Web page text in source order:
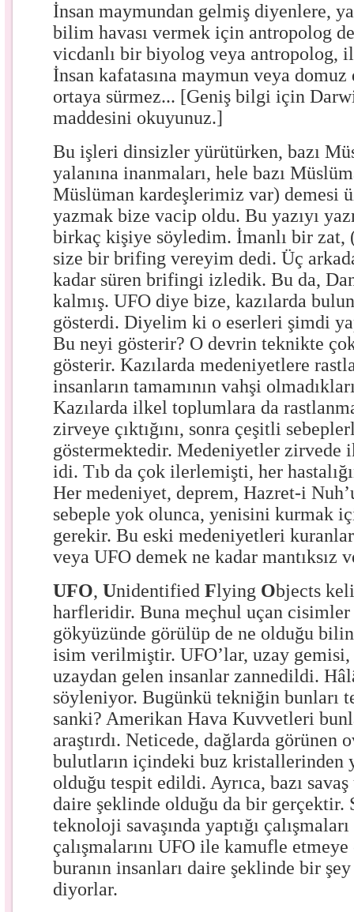
İnsan maymundan gelmiş diyenlere,
bilim havası vermek için antropolog
vicdanlı bir biyolog veya antropolog,
İnsan kafatasına maymun veya
ortaya sürmez... [Geniş bilgi için
maddesini okuyunuz.]
Bu işleri dinsizler yürütürken, bazı
yalanına inanmaları, hele bazı
Müslüman kardeşlerimiz var) demesi
yazmak bize vacip oldu. Bu yazıyı
birkaç kişiye söyledim. İmanlı bir zat,
size bir brifing vereyim dedi. Üç
kadar süren brifingi izledik. Bu da,
kalmış. UFO diye bize, kazılarda
gösterdi. Diyelim ki o eserleri şimdi
Bu neyi gösterir? O devrin teknikte
gösterir. Kazılarda medeniyetlere
insanların tamamının vahşi
Kazılarda ilkel toplumlara da
zirveye çıktığını, sonra çeşitli
göstermektedir. Medeniyetler zirvede
idi. Tıb da çok ilerlemişti, her
Her medeniyet, deprem, Hazret-i
sebeple yok olunca, yenisini kurmak
gerekir. Bu eski medeniyetleri
veya UFO demek ne kadar mantıksız
UFO,UnidentifiedFlying Objects
harfleridir. Buna meçhul uçan
gökyüzünde görülüp de ne olduğu
isim verilmiştir. UFO’lar, uzay
uzaydan gelen insanlar zannedildi.
söyleniyor. Bugünkü tekniğin bunları
sanki? Amerikan Hava Kuvvetleri
araştırdı. Neticede, dağlarda görünen
bulutların içindeki buz kristallerinden
olduğu tespit edildi. Ayrıca, bazı savaş
daire şeklinde olduğu da bir gerçektir.
teknoloji savaşında yaptığı
çalışmalarını UFO ile kamufle etmeye
buranın insanları daire şeklinde bir
diyorlar.